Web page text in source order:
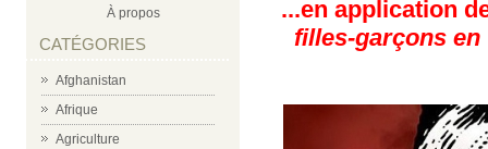
À propos
CATÉGORIES
Afghanistan
Afrique
Agriculture
...en application
filles-garçons en